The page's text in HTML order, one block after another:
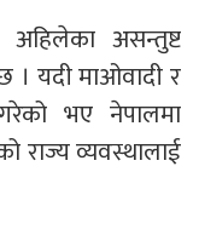
अहिलेका असन्तुष्ट
यदी माओवादी र
भए नेपालमा
राज्य व्यवस्थालाई